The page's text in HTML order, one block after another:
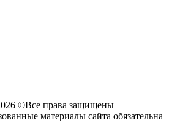
©Все права защищены
материалы сайта обязательна